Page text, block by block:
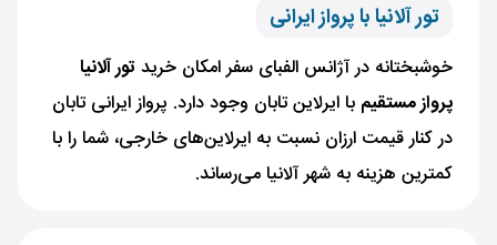
تور آلانیا با پرواز ایرانی
خوشبختانه در آژانس الفبای سفر امکان خرید تور آلانیا
پرواز مستقیم با ایرلاین تابان وجود دارد. پرواز ایرانی تابان
در کنار قیمت ارزان نسبت به ایرلاین‌های خارجی، شما را با
کمترین هزینه به شهر آلانیا می‌رساند.